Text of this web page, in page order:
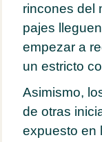
rincones del
pajes
empezar a
un estricto
Asimismo,
de otras
expuesto en